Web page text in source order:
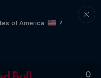
of America
?